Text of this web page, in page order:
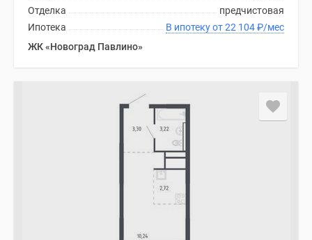
предчистовая
Отделка
В ипотеку от 22 104₽/мес
Ипотека
ЖК «Новоград Павлино»